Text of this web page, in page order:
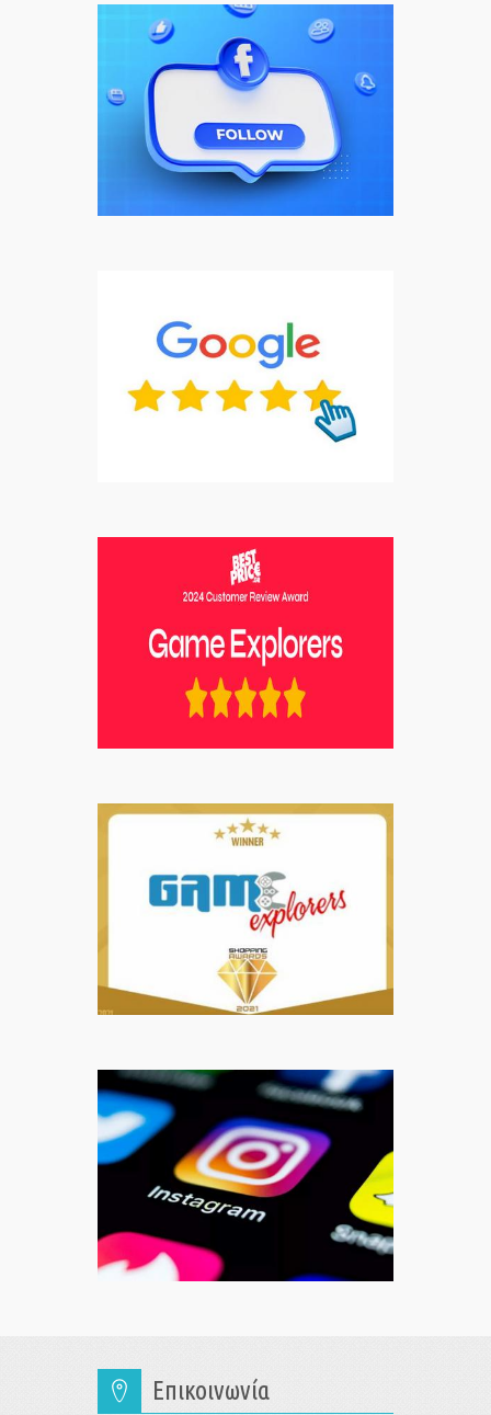
Επικοινωνία